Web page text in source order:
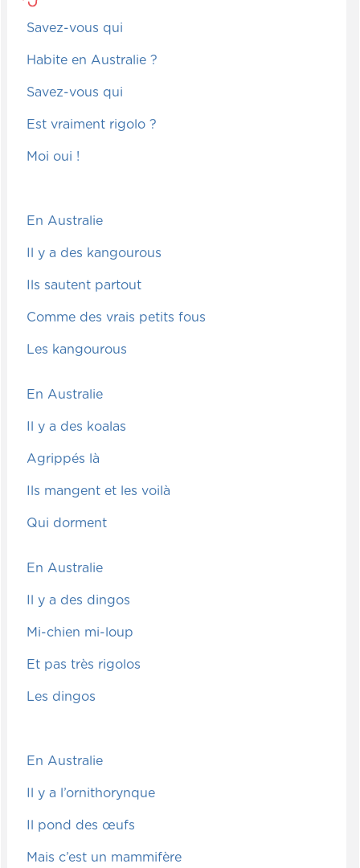
Savez-vous qui
Habite en Australie ?
Savez-vous qui
Est vraiment rigolo ?
Moi oui !
En Australie
Il y a des kangourous
Ils sautent partout
Comme des vrais petits fous
Les kangourous
En Australie
Il y a des koalas
Agrippés là
Ils mangent et les voilà
Qui dorment
En Australie
Il y a des dingos
Mi-chien mi-loup
Et pas très rigolos
Les dingos
En Australie
Il y a l’ornithorynque
Il pond des œufs
Mais c’est un mammifère